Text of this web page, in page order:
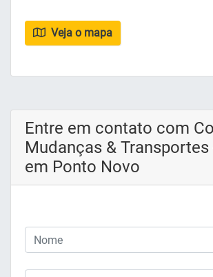
Veja o mapa
Entre em contato com
Mudanças &
em Ponto Novo